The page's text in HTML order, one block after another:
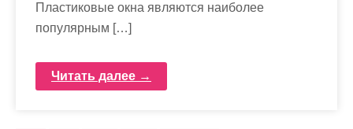
Пластиковые окна являются наиболее
популярным […]
Читать далее →